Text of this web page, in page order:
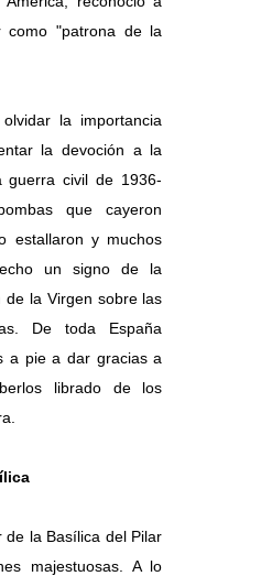
como "patrona de la
la importancia
la devoción a la
guerra civil de 1936-
que cayeron
estallaron y muchos
un signo de la
de la Virgen sobre las
De toda España
a pie a dar gracias a
librado de los
de la Basílica del Pilar
majestuosas. A lo